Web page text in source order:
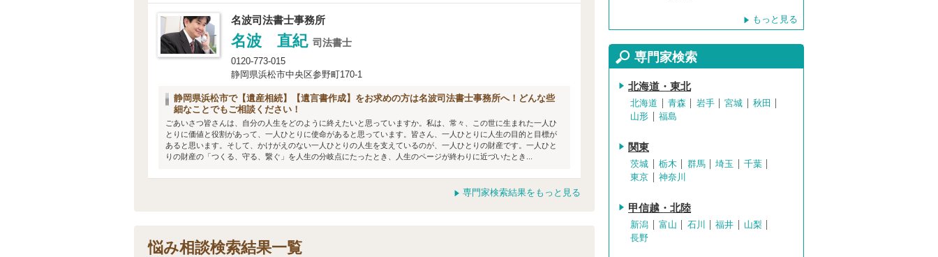
名波司法書士事務所
名波 直紀 司法書士
0120-773-015
静岡県浜松市中央区参野町170-1
静岡県浜松市で【遺産相続】【遺言書作成】をお求めの方は名波司法書士事務所へ！どんな些
細なことでもご相談ください！
ごあいさつ皆さんは、自分の人生をどのように終えたいと思っていますか。私は、常々、この世に生まれた一人ひ
とりに価値と役割があって、一人ひとりに使命があると思っています。皆さん、一人ひとりに人生の目的と目標が
あると思います。そして、かけがえのない一人ひとりの人生を支えているのが、一人ひとりの財産です。一人ひと
りの財産の「つくる、守る、繋ぐ」を人生の分岐点にたったとき、人生のページが終わりに近づいたとき...
専門家検索結果をもっと見る
悩み相談検索結果一覧
もっと見る
専門家検索
北海道・東北
北海道 青森 岩手 宮城
秋田
山形
福島
関東
茨城 栃木 群馬 埼玉
千葉
東京
神奈川
甲信越・北陸
新潟 富山 石川 福井
山梨
長野